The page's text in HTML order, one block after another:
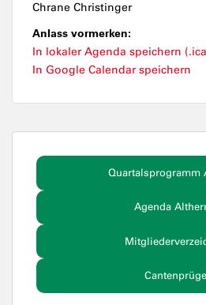
Chrane Christinger
Anlass vormerken:
In lokaler Agenda speichern
In Google Calendar speichern
Quartalsprogramm
Agenda